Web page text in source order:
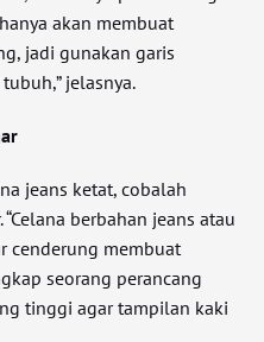
akan membuat
jadi gunakan garis
jelasnya.
jeans ketat, cobalah
berbahan jeans atau
cenderung membuat
seorang perancang
tinggi agar tampilan kaki